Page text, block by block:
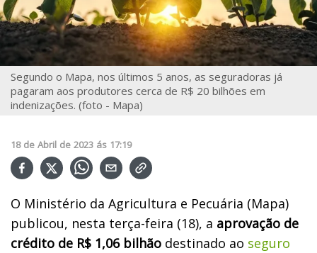
Segundo o Mapa, nos últimos 5 anos, as seguradoras já
pagaram aos produtores cerca de R$ 20 bilhões em
indenizações. (foto - Mapa)
18 de Abril de 2023 ás 17:19
O Ministério da Agricultura e Pecuária (Mapa)
publicou, nesta terça-feira (18), a aprovação de
crédito de R$ 1,06 bilhão destinado ao seguro